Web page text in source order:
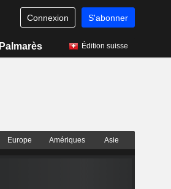
Connexion S'abonner
Palmarès Édition suisse
Europe Amériques Asie